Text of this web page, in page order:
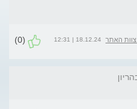
האתר 18.12.24 | 12:31
(0)